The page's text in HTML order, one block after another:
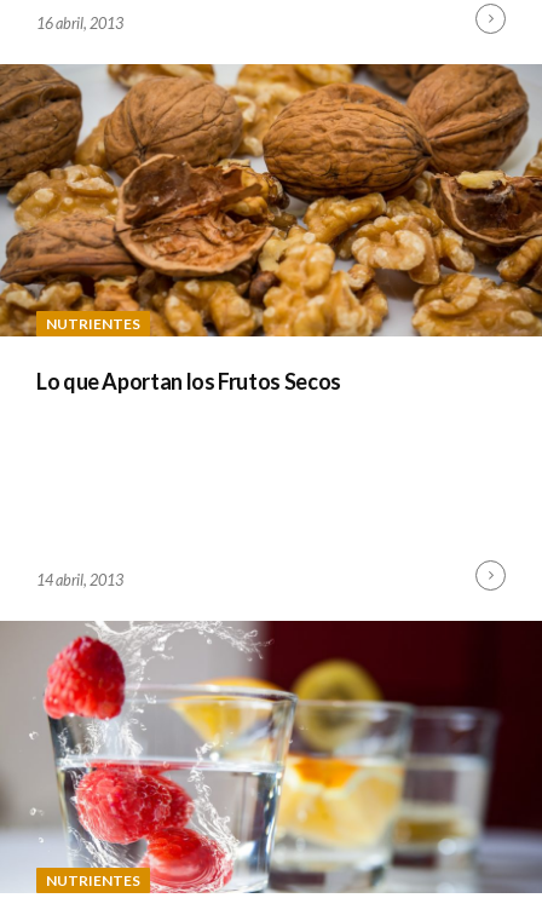
B
A
D
M
I
N
16 abril, 2013
NUTRIENTES
Lo que Aportan los Frutos Secos
B
A
D
M
I
N
14 abril, 2013
NUTRIENTES